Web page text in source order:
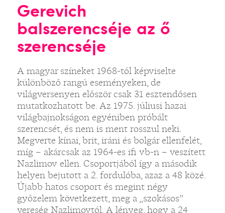
Gerevich
balszerencséje az ő
szerencséje
A magyar színeket 1968-tól képviselte
különböző rangú eseményeken, de
világversenyen először csak 31 esztendősen
mutatkozhatott be. Az 1975. júliusi hazai
világbajnokságon egyéniben próbált
szerencsét, és nem is ment rosszul neki.
Megverte kínai, brit, iráni és bolgár ellenfelét,
míg – akárcsak az 1964-es ifi vb-n – veszített
Nazlimov ellen. Csoportjából így a második
helyen bejutott a 2. fordulóba, azaz a 48 közé.
Újabb hatos csoport és megint négy
győzelem következett, meg a „szokásos”
vereség Nazlimovtól. A lényeg, hogy a 24